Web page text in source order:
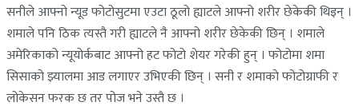
सनीले आफ्नो न्यूड फोटोसुटमा एउटा ठूलो ह्याटले आफ्नो शरीर छेकेकी थिइन् ।
शमाले पनि ठिक त्यस्तै गरी ह्याटले नै आफ्नो शरीर छेकेकी छिन् । शमाले
अमेरिकाको न्यूयोर्कबाट आफ्नो हट फोटो शेयर गरेकी हुन् । फोटोमा शमा
सिसाको झ्यालमा आड लगाएर उभिएकी छिन् । सनी र शमाको फोटोग्राफी र
लोकेसन फरक छ तर पोज भने उस्तै छ ।